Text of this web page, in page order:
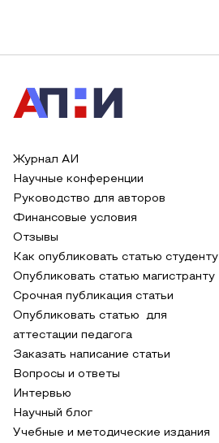
Журнал АИ
Научные конференции
Руководство для авторов
Финансовые условия
Отзывы
Как опубликовать статью студенту
Опубликовать статью магистранту
Срочная публикация статьи
Опубликовать статью для
аттестации педагога
Заказать написание статьи
Вопросы и ответы
Интервью
Научный блог
Учебные и методические издания